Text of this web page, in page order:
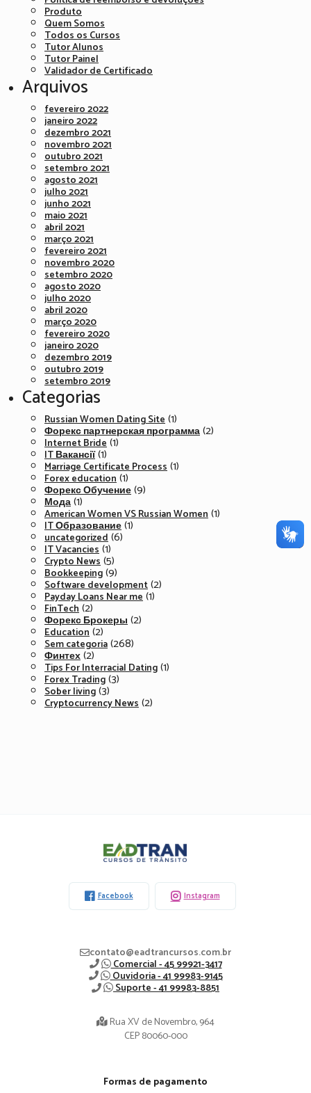
Produto
Quem Somos
Todos os Cursos
Tutor Alunos
Tutor Painel
Validador de Certificado
Arquivos
fevereiro 2022
janeiro 2022
dezembro 2021
novembro 2021
outubro 2021
setembro 2021
agosto 2021
julho 2021
junho 2021
maio 2021
abril 2021
março 2021
fevereiro 2021
novembro 2020
setembro 2020
agosto 2020
julho 2020
abril 2020
março 2020
fevereiro 2020
janeiro 2020
dezembro 2019
outubro 2019
setembro 2019
Categorias
Russian Women Dating Site(1)
Форекс партнерская программа(2)
Internet Bride(1)
IT Вакансії(1)
Marriage Certificate Process(1)
Forex education(1)
Форекс Обучение(9)
Мода(1)
American Women VS Russian Women(1)
IT Образование(1)
uncategorized(6)
IT Vacancies(1)
Crypto News(5)
Bookkeeping(9)
Software development(2)
Payday Loans Near me(1)
FinTech(2)
Форекс Брокеры(2)
Education(2)
Sem categoria(268)
Финтех(2)
Tips For Interracial Dating(1)
Forex Trading(3)
Sober living(3)
Cryptocurrency News(2)
Eadtran
Facebook Instagram
contato@eadtrancursos.com.br
Comercial - 45 99921-3417
Ouvidoria - 41 99983-9145
Suporte - 41 99983-8851
Rua XV de Novembro, 964
CEP 80060-000
Formas de pagamento